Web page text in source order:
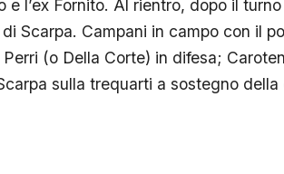
e l’ex Fornito. Al rientro, dopo il
Scarpa. Campani in campo con il
(o Della Corte) in difesa;
sulla trequarti a sostegno